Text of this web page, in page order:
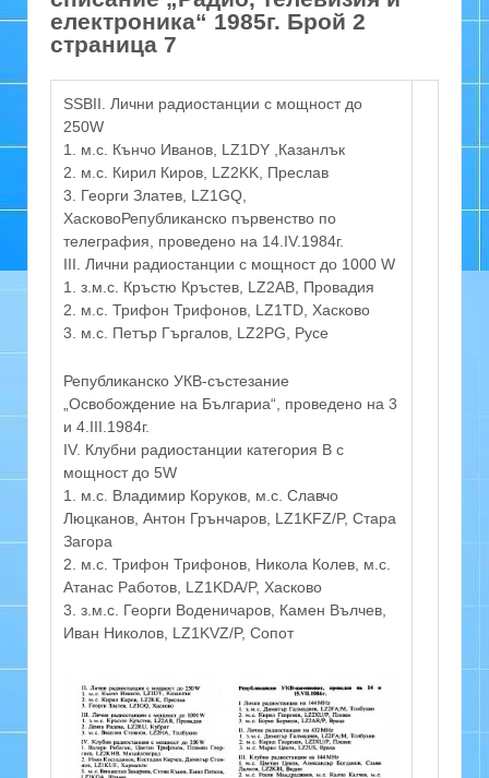
електроника“ 1985г. Брой 2
страница 7
SSBII. Лични радиостанции с мощност до
250W
1. м.с. Кънчо Иванов, LZ1DY ,Казанлък
2. м.с. Кирил Киров, LZ2KK, Преслав
3. Георги Златев, LZ1GQ,
ХасковоРепубликанско първенство по
телеграфия, проведено на 14.IV.1984г.
III. Лични радиостанции с мощност до 1000 W
1. з.м.с. Кръстю Кръстев, LZ2AB, Провадия
2. м.с. Трифон Трифонов, LZ1TD, Хасково
3. м.с. Петър Гъргалов, LZ2PG, Русе
Републиканско УКВ-състезание
„Освобождение на Българиа“, проведено на 3
и 4.III.1984г.
IV. Клубни радиостанции категория В с
мощност до 5W
1. м.с. Владимир Коруков, м.с. Славчо
Люцканов, Антон Грънчаров, LZ1KFZ/P, Стара
Загора
2. м.с. Трифон Трифонов, Никола Колев, м.с.
Атанас Работов, LZ1KDA/P, Хасково
3. з.м.с. Георги Воденичаров, Камен Вълчев,
Иван Николов, LZ1KVZ/P, Сопот